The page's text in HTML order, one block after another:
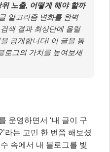
노출, 어떻게 해야 할까
알고리즘 변화를 완벽
색 결과 최상단에 올릴
공개합니다! 이 글을 통
로그의 가치를 높여보세
운영하면서 ‘내 글이 구
라는 고민 한 번쯤 해보셨
속에서 내 블로그를 빛